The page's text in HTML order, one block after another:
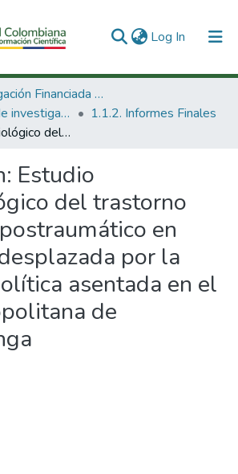
Log In (current)
1. Investigación Financiada con Recursos Públicos
1.1 Productos de investigación
1.1.2. Informes Finales
Estudio epidemiológico del trastorno por estrés postraumático en población desplazada por la violencia política asentada en el área metropolitana de Bucaramanga
Estudio
del trastorno
en
por la
asentada en el
de